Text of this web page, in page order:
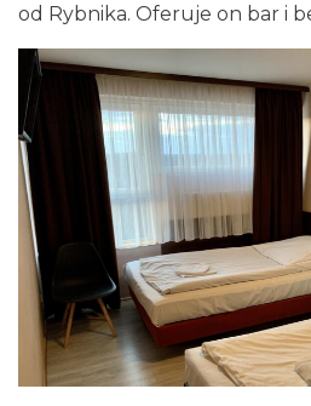
od Rybnika. Oferuje on bar i